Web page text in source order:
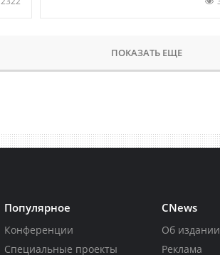
ПОКАЗАТЬ ЕЩЕ
Популярное
Конференции
Специальные проекты
CNews
Об издании
Реклама